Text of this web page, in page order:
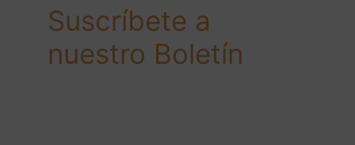
Suscríbete a
nuestro Boletín